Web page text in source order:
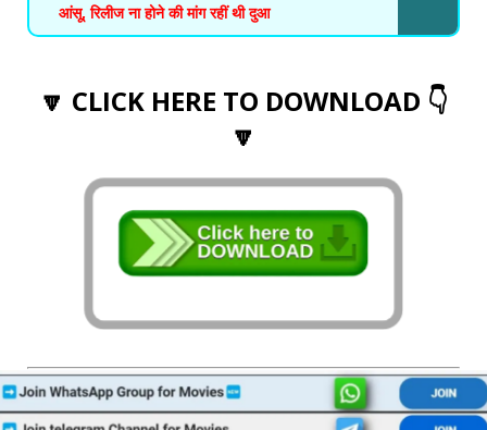
आंसू, रिलीज ना होने की मांग रहीं थी दुआ
🔽 CLICK HERE TO DOWNLOAD 👇
🔽